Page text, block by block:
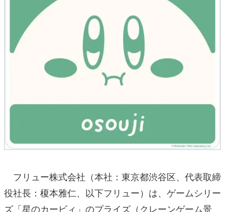
フリュー株式会社（本社：東京都渋谷区、代表取締
役社長：榎本雅仁、以下フリュー）は、ゲームシリー
ズ「星のカービィ」のプライズ（クレーンゲーム景